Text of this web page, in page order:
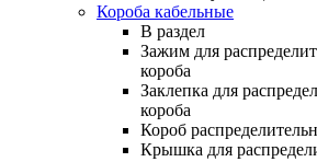
Короба кабельные
В раздел
Зажим для
короба
Заклепка для
короба
Короб
Крышка для